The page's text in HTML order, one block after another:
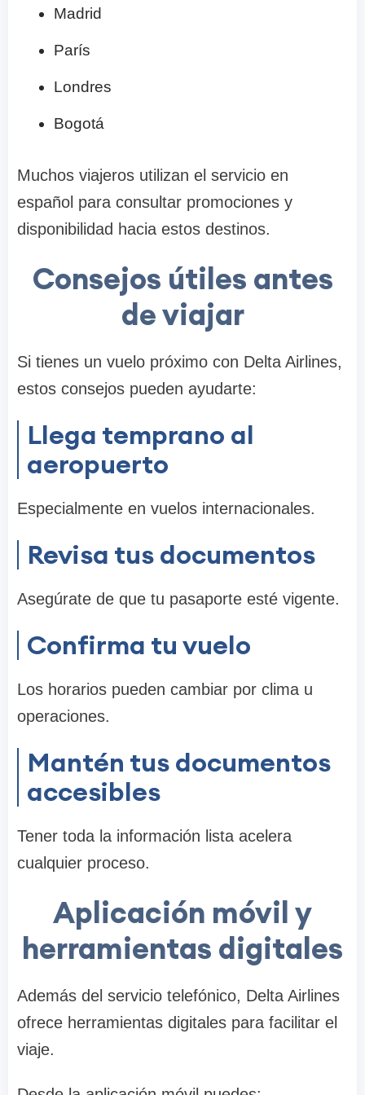
Madrid
París
Londres
Bogotá
Muchos viajeros utilizan el servicio en
español para consultar promociones y
disponibilidad hacia estos destinos.
Consejos útiles antes
de viajar
Si tienes un vuelo próximo con Delta Airlines,
estos consejos pueden ayudarte:
Llega temprano al
aeropuerto
Especialmente en vuelos internacionales.
Revisa tus documentos
Asegúrate de que tu pasaporte esté vigente.
Confirma tu vuelo
Los horarios pueden cambiar por clima u
operaciones.
Mantén tus documentos
accesibles
Tener toda la información lista acelera
cualquier proceso.
Aplicación móvil y
herramientas digitales
Además del servicio telefónico, Delta Airlines
ofrece herramientas digitales para facilitar el
viaje.